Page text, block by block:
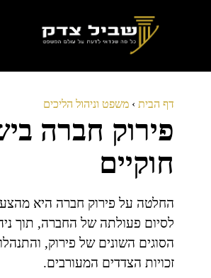
דף הבית › משפט וניהול הליכים
פירוק חברה
חוקיים
החלטה על פירוק חברה היא
לסיום פעולתה של החברה, תוך
הסוגים השונים של פירוק,
זכויות הצדדים המעורבים.